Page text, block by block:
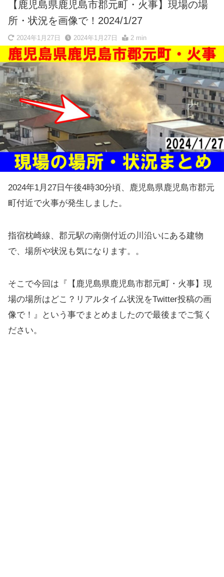
【鹿児島県鹿児島市郡元町・火事】現場の場
所・状況を画像で！2024/1/27
2024年1月27日 2024年1月27日 2 min
2024年1月27日午後4時30分頃、鹿児島県鹿児島市郡元
町付近で火事が発生しました。
指宿枕崎線、郡元駅の南側付近の川沿いにある建物
で、場所や状況も気になります。。
そこで今回は『【鹿児島県鹿児島市郡元町・火事】現
場の場所はどこ？リアルタイム状況をTwitter投稿の画
像で！』という事でまとめましたので最後までご覧く
ださい。